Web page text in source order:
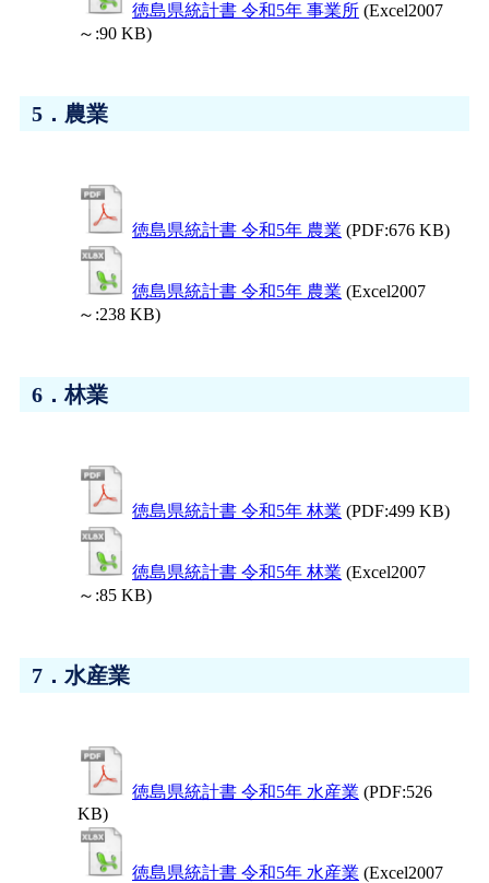
徳島県統計書 令和5年 事業所 (Excel2007
～:90 KB)
5．農業
徳島県統計書 令和5年 農業 (PDF:676 KB)
徳島県統計書 令和5年 農業 (Excel2007
～:238 KB)
6．林業
徳島県統計書 令和5年 林業 (PDF:499 KB)
徳島県統計書 令和5年 林業 (Excel2007
～:85 KB)
7．水産業
徳島県統計書 令和5年 水産業 (PDF:526
KB)
徳島県統計書 令和5年 水産業 (Excel2007